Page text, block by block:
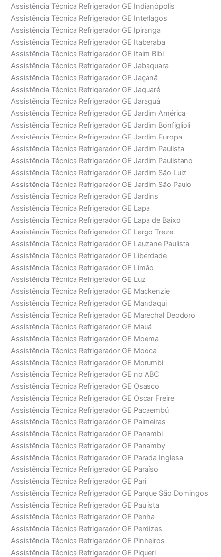
Assistência Técnica Refrigerador GE Indianópolis
Assistência Técnica Refrigerador GE Interlagos
Assistência Técnica Refrigerador GE Ipiranga
Assistência Técnica Refrigerador GE Itaberaba
Assistência Técnica Refrigerador GE Itaim Bibi
Assistência Técnica Refrigerador GE Jabaquara
Assistência Técnica Refrigerador GE Jaçanã
Assistência Técnica Refrigerador GE Jaguaré
Assistência Técnica Refrigerador GE Jaraguá
Assistência Técnica Refrigerador GE Jardim América
Assistência Técnica Refrigerador GE Jardim Bonfiglioli
Assistência Técnica Refrigerador GE Jardim Europa
Assistência Técnica Refrigerador GE Jardim Paulista
Assistência Técnica Refrigerador GE Jardim Paulistano
Assistência Técnica Refrigerador GE Jardim São Luiz
Assistência Técnica Refrigerador GE Jardim São Paulo
Assistência Técnica Refrigerador GE Jardins
Assistência Técnica Refrigerador GE Lapa
Assistência Técnica Refrigerador GE Lapa de Baixo
Assistência Técnica Refrigerador GE Largo Treze
Assistência Técnica Refrigerador GE Lauzane Paulista
Assistência Técnica Refrigerador GE Liberdade
Assistência Técnica Refrigerador GE Limão
Assistência Técnica Refrigerador GE Luz
Assistência Técnica Refrigerador GE Mackenzie
Assistência Técnica Refrigerador GE Mandaqui
Assistência Técnica Refrigerador GE Marechal Deodoro
Assistência Técnica Refrigerador GE Mauá
Assistência Técnica Refrigerador GE Moema
Assistência Técnica Refrigerador GE Moóca
Assistência Técnica Refrigerador GE Morumbi
Assistência Técnica Refrigerador GE no ABC
Assistência Técnica Refrigerador GE Osasco
Assistência Técnica Refrigerador GE Oscar Freire
Assistência Técnica Refrigerador GE Pacaembú
Assistência Técnica Refrigerador GE Palmeiras
Assistência Técnica Refrigerador GE Panambi
Assistência Técnica Refrigerador GE Panamby
Assistência Técnica Refrigerador GE Parada Inglesa
Assistência Técnica Refrigerador GE Paraíso
Assistência Técnica Refrigerador GE Pari
Assistência Técnica Refrigerador GE Parque São Domingos
Assistência Técnica Refrigerador GE Paulista
Assistência Técnica Refrigerador GE Penha
Assistência Técnica Refrigerador GE Perdizes
Assistência Técnica Refrigerador GE Pinheiros
Assistência Técnica Refrigerador GE Piqueri